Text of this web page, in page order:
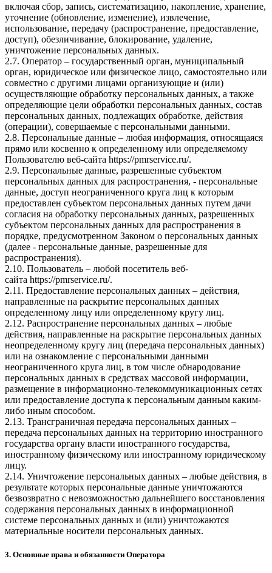
включая сбор, запись, систематизацию, накопление, хранение,
уточнение (обновление, изменение), извлечение,
использование, передачу (распространение, предоставление,
доступ), обезличивание, блокирование, удаление,
уничтожение персональных данных.
2.7. Оператор – государственный орган, муниципальный
орган, юридическое или физическое лицо, самостоятельно или
совместно с другими лицами организующие и (или)
осуществляющие обработку персональных данных, а также
определяющие цели обработки персональных данных, состав
персональных данных, подлежащих обработке, действия
(операции), совершаемые с персональными данными.
2.8. Персональные данные – любая информация, относящаяся
прямо или косвенно к определенному или определяемому
Пользователю веб-сайта https://pmrservice.ru/.
2.9. Персональные данные, разрешенные субъектом
персональных данных для распространения, - персональные
данные, доступ неограниченного круга лиц к которым
предоставлен субъектом персональных данных путем дачи
согласия на обработку персональных данных, разрешенных
субъектом персональных данных для распространения в
порядке, предусмотренном Законом о персональных данных
(далее - персональные данные, разрешенные для
распространения).
2.10. Пользователь – любой посетитель веб-
сайта https://pmrservice.ru/.
2.11. Предоставление персональных данных – действия,
направленные на раскрытие персональных данных
определенному лицу или определенному кругу лиц.
2.12. Распространение персональных данных – любые
действия, направленные на раскрытие персональных данных
неопределенному кругу лиц (передача персональных данных)
или на ознакомление с персональными данными
неограниченного круга лиц, в том числе обнародование
персональных данных в средствах массовой информации,
размещение в информационно-телекоммуникационных сетях
или предоставление доступа к персональным данным каким-
либо иным способом.
2.13. Трансграничная передача персональных данных –
передача персональных данных на территорию иностранного
государства органу власти иностранного государства,
иностранному физическому или иностранному юридическому
лицу.
2.14. Уничтожение персональных данных – любые действия, в
результате которых персональные данные уничтожаются
безвозвратно с невозможностью дальнейшего восстановления
содержания персональных данных в информационной
системе персональных данных и (или) уничтожаются
материальные носители персональных данных.
3. Основные права и обязанности Оператора